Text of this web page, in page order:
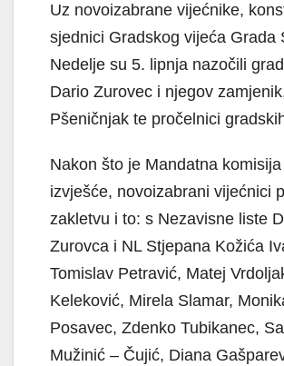
Uz novoizabrane vijećnike,
sjednici Gradskog vijeća Grada
Nedelje su 5. lipnja nazočili
Dario Zurovec i njegov
Pšeničnjak te pročelnici
Nakon što je Mandatna
izvješće, novoizabrani vijećnici
zakletvu i to: s Nezavisne liste
Zurovca i NL Stjepana Kožića
Tomislav Petravić, Matej
Keleković, Mirela Slamar,
Posavec, Zdenko Tubikanec,
Mužinić – Čujić, Diana